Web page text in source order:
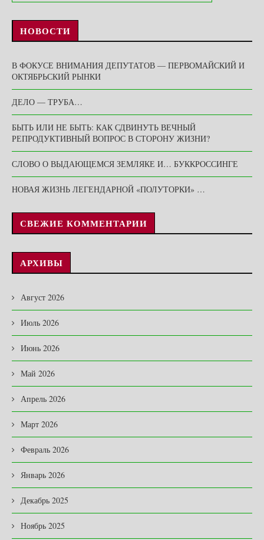
НОВОСТИ
В ФОКУСЕ ВНИМАНИЯ ДЕПУТАТОВ — ПЕРВОМАЙСКИЙ И
ОКТЯБРЬСКИЙ РЫНКИ
ДЕЛО — ТРУБА…
БЫТЬ ИЛИ НЕ БЫТЬ: КАК СДВИНУТЬ ВЕЧНЫЙ
РЕПРОДУКТИВНЫЙ ВОПРОС В СТОРОНУ ЖИЗНИ?
СЛОВО О ВЫДАЮЩЕМСЯ ЗЕМЛЯКЕ И… БУККРОССИНГЕ
НОВАЯ ЖИЗНЬ ЛЕГЕНДАРНОЙ «ПОЛУТОРКИ» …
СВЕЖИЕ КОММЕНТАРИИ
АРХИВЫ
Август 2026
Июль 2026
Июнь 2026
Май 2026
Апрель 2026
Март 2026
Февраль 2026
Январь 2026
Декабрь 2025
Ноябрь 2025